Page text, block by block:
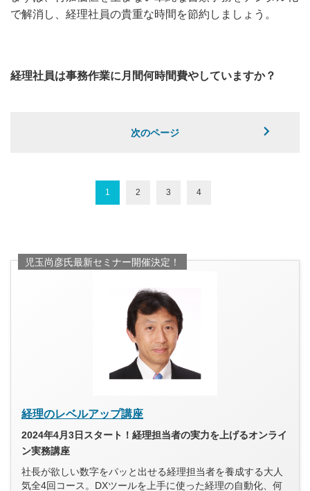
で解消し、経理社員の貴重な時間を節約しましょう。
経理社員は事務作業に月間何時間費やしていますか？
次のページ
1 2 3 4
児玉尚彦氏最新セミナー開催決定！
経理のレベルアップ講座
2024年4月3日スタート！経理担当者の実力を上げるオンライ
ン実務講座
社長が欲しい数字をパッと出せる経理担当者を養成する大人
気全4回コース。DXツールを上手に使った経理の自動化、何